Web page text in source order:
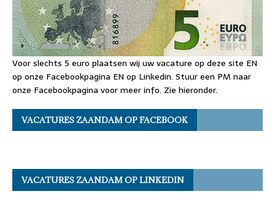
Voor slechts 5 euro plaatsen wij uw vacature op deze site EN
op onze Facebookpagina EN op Linkedin. Stuur een PM naar
onze Facebookpagina voor meer info. Zie hieronder.
VACATURES ZAANDAM OP FACEBOOK
VACATURES ZAANDAM OP LINKEDIN